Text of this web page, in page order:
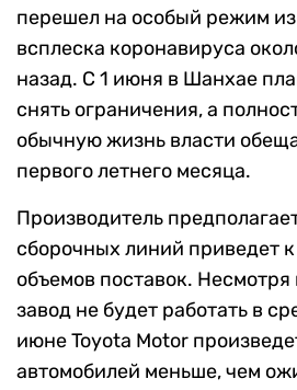
перешел на особый режим
всплеска коронавируса
назад. С 1 июня в Шанхае
снять ограничения, а
обычную жизнь власти
первого летнего месяца.
Производитель
сборочных линий приведет
объемов поставок.
завод не будет работать в
июне Toyota Motor
автомобилей меньше, чем